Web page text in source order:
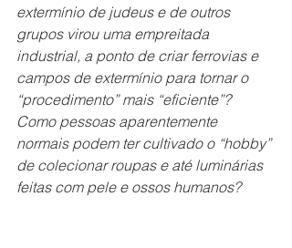
extermínio de judeus e de outros
grupos virou uma empreitada
industrial, a ponto de criar ferrovias e
campos de extermínio para tornar o
“procedimento” mais “eficiente”?
Como pessoas aparentemente
normais podem ter cultivado o “hobby”
de colecionar roupas e até luminárias
feitas com pele e ossos humanos?